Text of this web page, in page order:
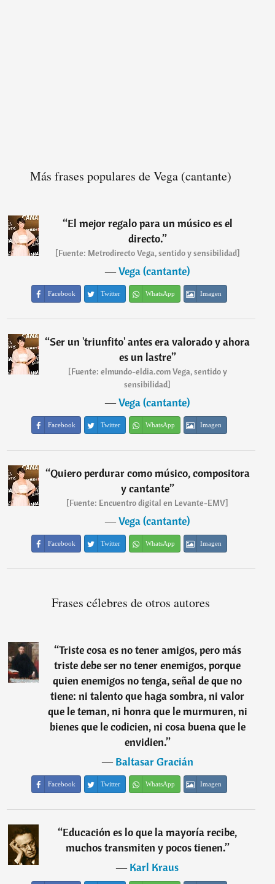
Más frases populares de Vega (cantante)
“El mejor regalo para un músico es el
directo.”
[Fuente: Metrodirecto Vega, sentido y sensibilidad]
―Vega (cantante)
Facebook Twitter WhatsApp Imagen
“Ser un 'triunfito' antes era valorado y ahora
es un lastre”
[Fuente: elmundo-eldia.com Vega, sentido y
sensibilidad]
―Vega (cantante)
Facebook Twitter WhatsApp Imagen
“Quiero perdurar como músico, compositora
y cantante”
[Fuente: Encuentro digital en Levante-EMV]
―Vega (cantante)
Facebook Twitter WhatsApp Imagen
Frases célebres de otros autores
“Triste cosa es no tener amigos, pero más
triste debe ser no tener enemigos, porque
quien enemigos no tenga, señal de que no
tiene: ni talento que haga sombra, ni valor
que le teman, ni honra que le murmuren, ni
bienes que le codicien, ni cosa buena que le
envidien.”
―Baltasar Gracián
Facebook Twitter WhatsApp Imagen
“Educación es lo que la mayoría recibe,
muchos transmiten y pocos tienen.”
―Karl Kraus